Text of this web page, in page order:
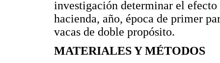
investigación determinar el
hacienda, año, época de primer
vacas de doble propósito.
MATERIALES Y MÉTODOS